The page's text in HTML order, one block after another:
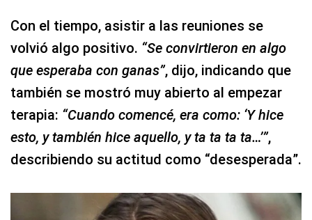
Con el tiempo, asistir a las reuniones se
volvió algo positivo. “Se convirtieron en algo
que esperaba con ganas”, dijo, indicando que
también se mostró muy abierto al empezar
terapia: “Cuando comencé, era como: ‘Y hice
esto, y también hice aquello, y ta ta ta ta…’”,
describiendo su actitud como “desesperada”.